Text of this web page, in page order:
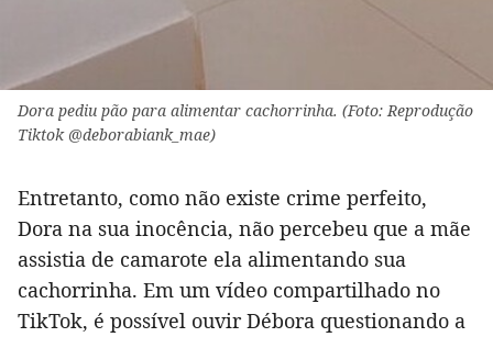
Dora pediu pão para alimentar cachorrinha. (Foto: Reprodução
Tiktok @deborabiank_mae)
Entretanto, como não existe crime perfeito,
Dora na sua inocência, não percebeu que a mãe
assistia de camarote ela alimentando sua
cachorrinha. Em um vídeo compartilhado no
TikTok, é possível ouvir Débora questionando a